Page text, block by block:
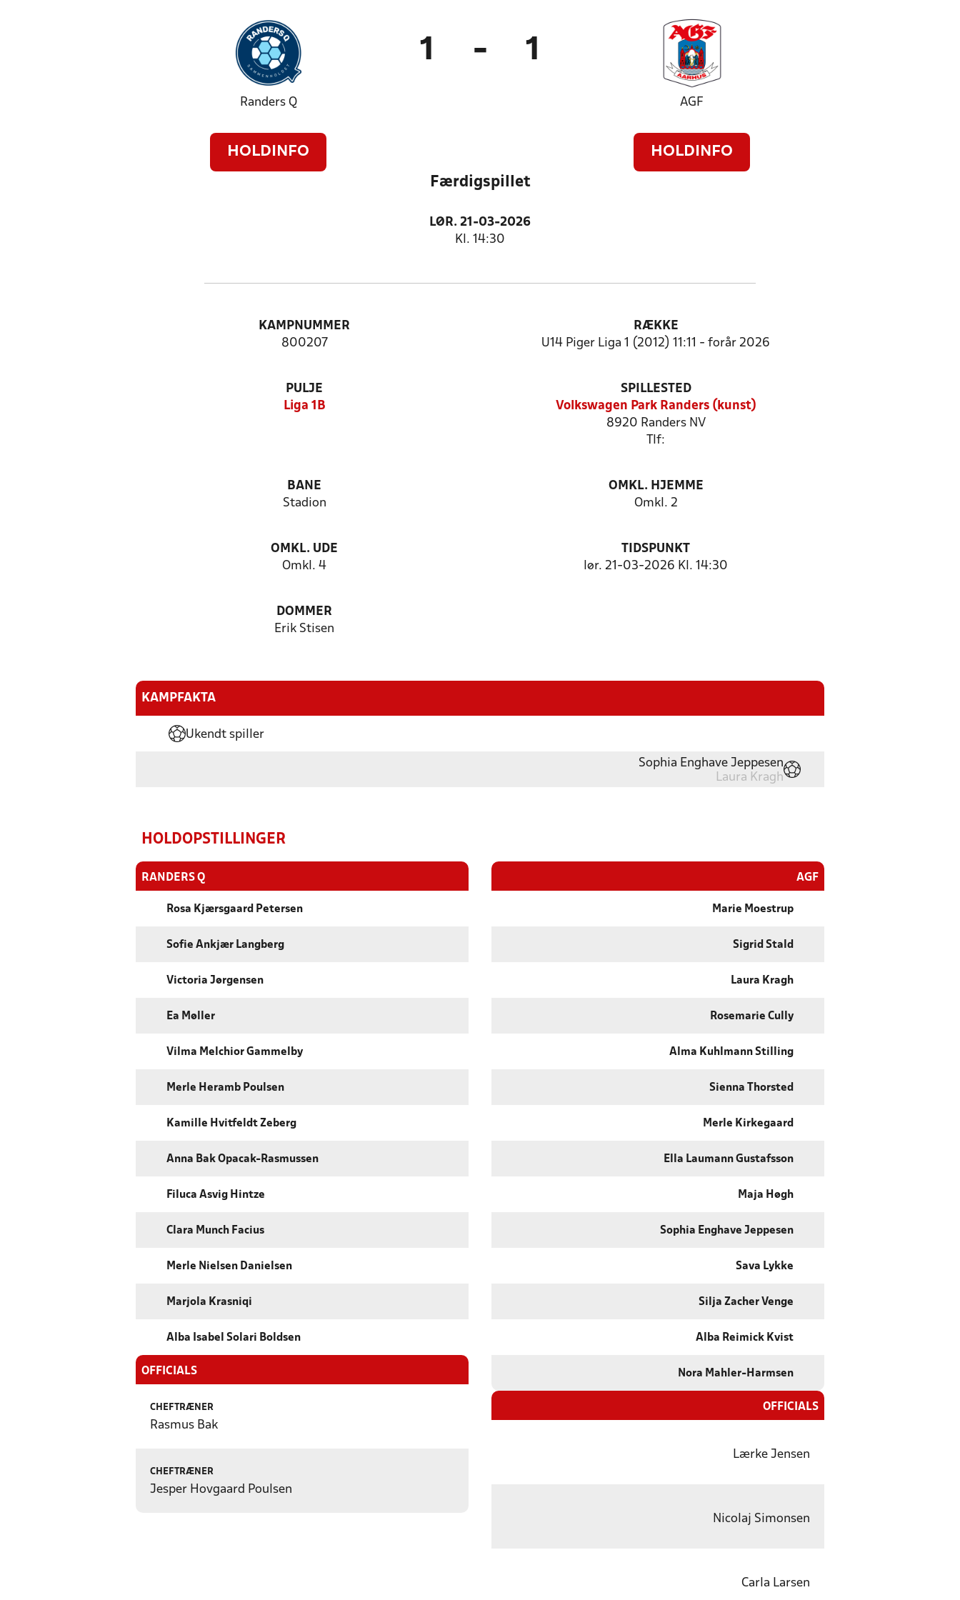
Randers Q
HOLDINFO
1 - 1
AGF
HOLDINFO
Færdigspillet
LØR. 21-03-2026
Kl. 14:30
KAMPNUMMER
800207
RÆKKE
U14 Piger Liga 1 (2012) 11:11 - forår 2026
PULJE
Liga 1B
SPILLESTED
Volkswagen Park Randers (kunst)
8920 Randers NV
Tlf:
BANE
Stadion
OMKL. HJEMME
Omkl. 2
OMKL. UDE
Omkl. 4
TIDSPUNKT
lør. 21-03-2026 Kl. 14:30
DOMMER
Erik Stisen
KAMPFAKTA
Ukendt spiller
Sophia Enghave Jeppesen
Laura Kragh
HOLDOPSTILLINGER
RANDERS Q
Rosa Kjærsgaard Petersen
Sofie Ankjær Langberg
Victoria Jørgensen
Ea Møller
Vilma Melchior Gammelby
Merle Heramb Poulsen
Kamille Hvitfeldt Zeberg
Anna Bak Opacak-Rasmussen
Filuca Asvig Hintze
Clara Munch Facius
Merle Nielsen Danielsen
Marjola Krasniqi
Alba Isabel Solari Boldsen
OFFICIALS
CHEFTRÆNER
Rasmus Bak
CHEFTRÆNER
Jesper Hovgaard Poulsen
AGF
Marie Moestrup
Sigrid Stald
Laura Kragh
Rosemarie Cully
Alma Kuhlmann Stilling
Sienna Thorsted
Merle Kirkegaard
Ella Laumann Gustafsson
Maja Høgh
Sophia Enghave Jeppesen
Sava Lykke
Silja Zacher Venge
Alba Reimick Kvist
Nora Mahler-Harmsen
OFFICIALS
Lærke Jensen
Nicolaj Simonsen
Carla Larsen